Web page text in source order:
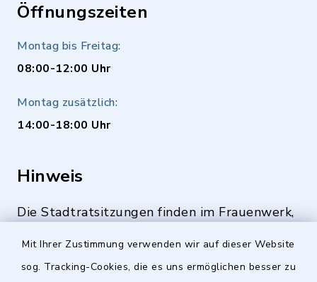
Mit Ihrer Zustimmung verwenden wir auf dieser Website
sog. Tracking-Cookies, die es uns ermöglichen besser zu
Öffnungszeiten
Montag bis Freitag:
08:00-12:00 Uhr
Montag zusätzlich:
14:00-18:00 Uhr
Hinweis
Die Stadtratsitzungen finden im Frauenwerk,